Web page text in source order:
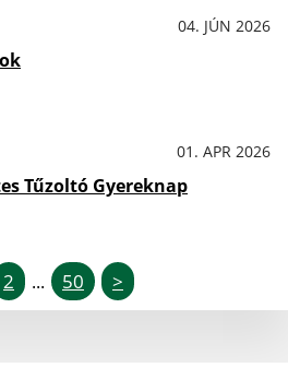
04. JÚN 2026
01. APR 2026
Tűzoltó Gyereknap
2 ... 50 >